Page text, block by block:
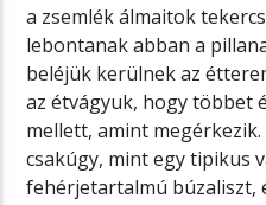
a zsemlék álmaitok
lebontanak abban a
beléjük kerülnek az
az étvágyuk, hogy többet
mellett, amint
csakúgy, mint egy tipikus
fehérjetartalmú búzaliszt,